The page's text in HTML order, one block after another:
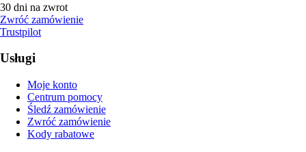
30 dni na zwrot
Zwróć zamówienie
Trustpilot
Usługi
Moje konto
Centrum pomocy
Śledź zamówienie
Zwróć zamówienie
Kody rabatowe